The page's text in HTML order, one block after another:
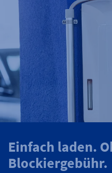
Einfach laden.
Blockiergebühr.